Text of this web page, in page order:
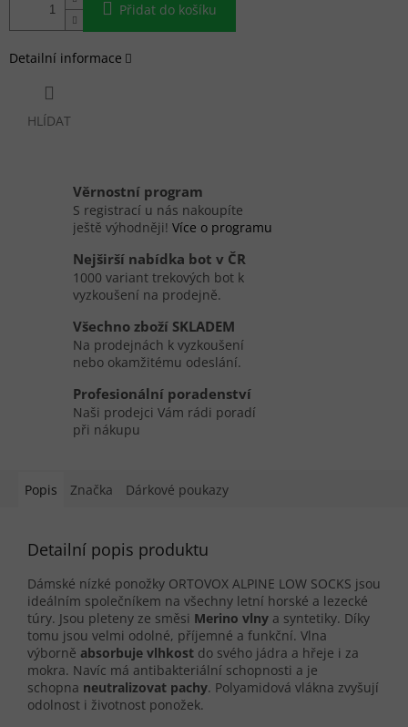
Přidat do košíku
Detailní informace
HLÍDAT
Věrnostní program
S registrací u nás nakoupíte
ještě výhodněji! Více o programu
Nejširší nabídka bot v ČR
1000 variant trekových bot k
vyzkoušení na prodejně.
Všechno zboží SKLADEM
Na prodejnách k vyzkoušení
nebo okamžitému odeslání.
Profesionální poradenství
Naši prodejci Vám rádi poradí
při nákupu
Popis Značka Dárkové poukazy
Detailní popis produktu
Dámské nízké ponožky ORTOVOX ALPINE LOW SOCKS jsou
ideálním společníkem na všechny letní horské a lezecké
túry. Jsou pleteny ze směsi Merino vlny a syntetiky. Díky
tomu jsou velmi odolné, příjemné a funkční. Vlna
výborně absorbuje vlhkost do svého jádra a hřeje i za
mokra. Navíc má antibakteriální schopnosti a je
schopna neutralizovat pachy. Polyamidová vlákna zvyšují
odolnost i životnost ponožek.